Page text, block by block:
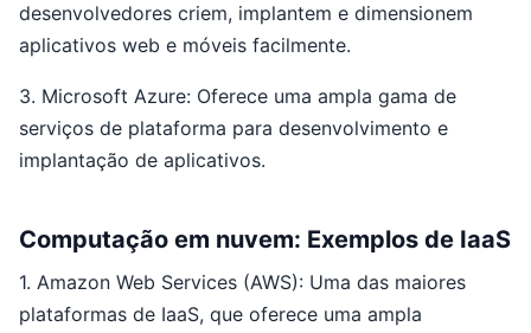
desenvolvedores criem, implantem e dimensionem
aplicativos web e móveis facilmente.
3. Microsoft Azure: Oferece uma ampla gama de
serviços de plataforma para desenvolvimento e
implantação de aplicativos.
Computação em nuvem: Exemplos de IaaS
1. Amazon Web Services (AWS): Uma das maiores
plataformas de IaaS, que oferece uma ampla